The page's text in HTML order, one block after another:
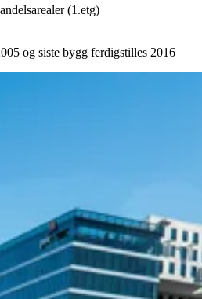
(1.etg)
og siste bygg ferdigstilles 2016